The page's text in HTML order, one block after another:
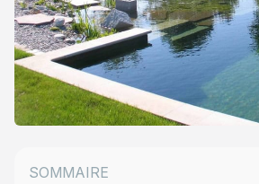
SOMMAIRE
Piscine naturelle : principe de
Piscine biologique : atouts et